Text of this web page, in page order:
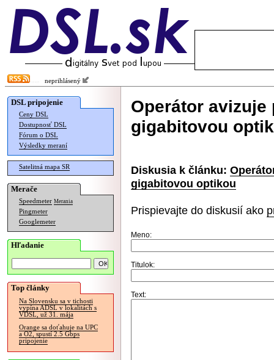
neprihlásený
DSL pripojenie
Ceny DSL
Dostupnosť DSL
Fórum o DSL
Výsledky meraní
Satelitná mapa SR
Merače
Speedmeter Merania
Pingmeter
Googlemeter
Hľadanie
Top články
Na Slovensku sa v tichosti
vypína ADSL v lokalitách s
VDSL, už 31. mája
Orange sa doťahuje na UPC
a O2, spustí 2.5 Gbps
pripojenie
Operátor
gigabitovou
Diskusia k článku:
gigabitovou optikou
Prispievajte do diskusií ako
Meno:
Titulok:
Text: